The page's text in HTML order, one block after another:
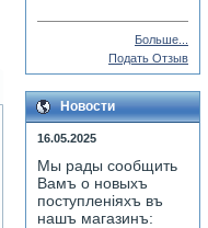
Больше...
Подать Отзыв
Новости
16.05.2025
Мы рады сообщить
Вамъ о новыхъ
поступленiяхъ въ
нашъ магазинъ: